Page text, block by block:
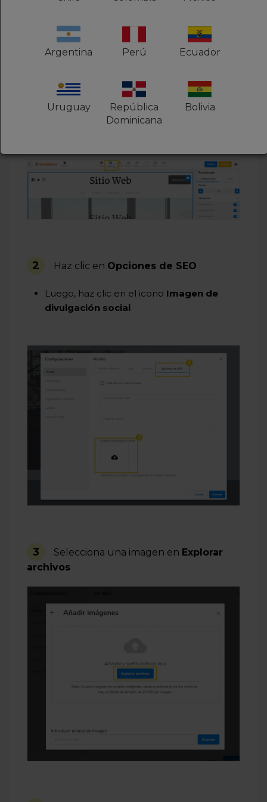
web con el Nuevo Creador de
Sitios Web con IA
En el editor del Creador Rápido, en el
2 Haz clic en Opciones de SEO
Luego, haz clic en el icono Imagen de
divulgación social
3 Selecciona una imagen en Explorar
archivos
Argentina Perú Ecuador
Uruguay
República
Dominicana
Bolivia